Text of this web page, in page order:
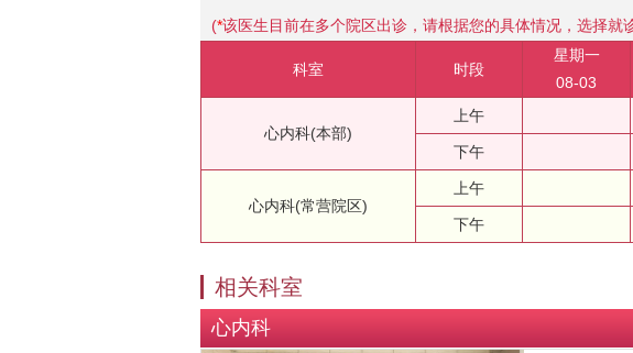
(*该医生目前在多个院区出诊，请根据您的具体情况，选择就
科室 时段
星期一
08-03
心内科(本部)
上午
下午
心内科(常营院区)
上午
下午
相关科室
心内科